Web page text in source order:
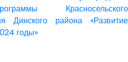
Красносельского
Динского района «Развитие
годы»